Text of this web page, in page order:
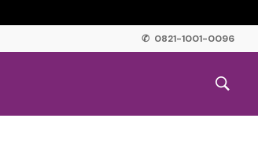
✆ 0821-1001-0096